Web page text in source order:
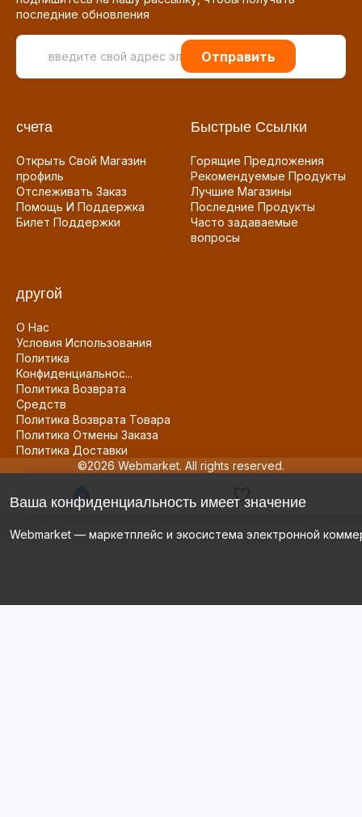
последние обновления
Отправить
счета
Открыть Свой Магазин
профиль
Отслеживать Заказ
Помощь И Поддержка
Билет Поддержки
Быстрые Ссылки
Горящие Предложения
Рекомендуемые Продукты
Лучшие Магазины
Последние Продукты
Часто задаваемые
вопросы
другой
О Нас
Условия Использования
Политика
Конфиденциальнос...
Политика Возврата
Средств
Политика Возврата Товара
Политика Отмены Заказа
Политика Доставки
©2026 Webmarket. All rights reserved.
Ваша конфиденциальность имеет значение
Webmarket — маркетплейс и экосистема электронной